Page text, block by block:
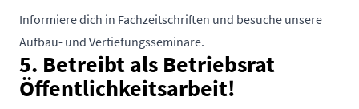
Informiere dich in Fachzeitschriften und besuche unsere
Aufbau- und Vertiefungsseminare.
5. Betreibt als Betriebsrat
Öffentlichkeitsarbeit!